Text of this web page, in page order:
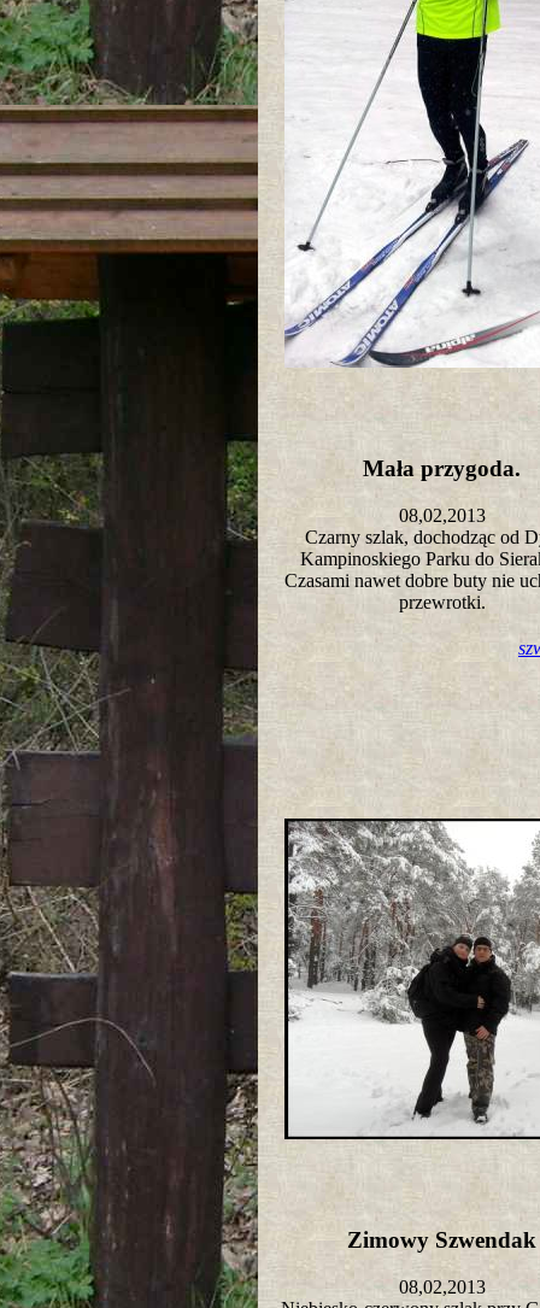
Mała przygoda.
08,02,2013
Czarny szlak, dochodząc od
Kampinoskiego Parku do
Czasami nawet dobre buty nie
przewrotki.
Zimowy
08,02,2013